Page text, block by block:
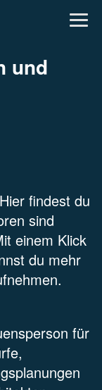
und
findest du
sind
einem Klick
du mehr
für